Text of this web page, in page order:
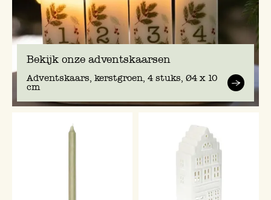
Bekijk onze adventskaarsen
Adventskaars, kerstgroen, 4 stuks, Ø4 x 10
cm